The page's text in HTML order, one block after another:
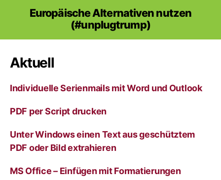
Europäische Alternativen nutzen
(#unplugtrump)
Aktuell
Individuelle Serienmails mit Word und Outlook
PDF per Script drucken
Unter Windows einen Text aus geschütztem
PDF oder Bild extrahieren
MS Office – Einfügen mit Formatierungen